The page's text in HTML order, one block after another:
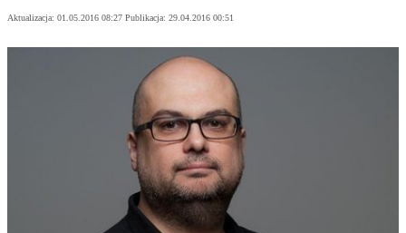
Aktualizacja: 01.05.2016 08:27 Publikacja: 29.04.2016 00:51